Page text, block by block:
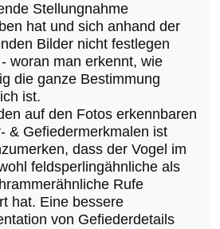
Stellungnahme
hat und sich anhand der
Bilder nicht festlegen
woran man erkennt, wie
die ganze Bestimmung
ist.
auf den Fotos erkennbaren
& Gefiedermerkmalen ist
dass der Vogel im
feldsperlingähnliche als
Rufe
hat. Eine bessere
von Gefiederdetails